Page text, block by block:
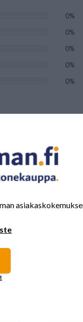
0%
0%
0%
0%
0%